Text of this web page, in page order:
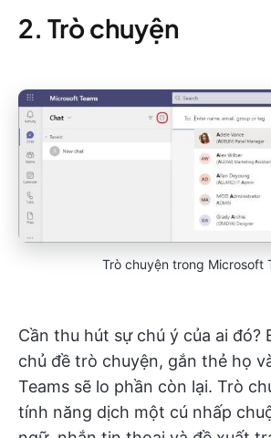
2. Trò chuyện
Trò chuyện trong Microsoft
Cần thu hút sự chú ý của ai đó?
chủ đề trò chuyện, gắn thẻ họ
Teams sẽ lo phần còn lại. Trò
tính năng dịch một cú nhấp